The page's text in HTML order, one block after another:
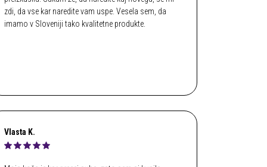
zdi, da vse kar naredite vam uspe. Vesela sem, da
imamo v Sloveniji tako kvalitetne produkte.
Vlasta K.